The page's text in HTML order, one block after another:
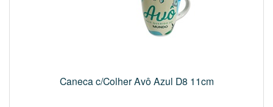
Caneca c/Colher Avô Azul D8 11cm